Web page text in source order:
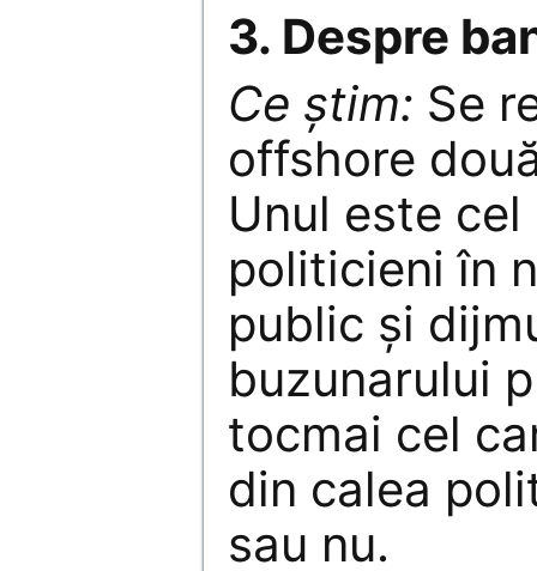
3. Despre
Ce știm: Se
offshore
Unul este
politicieni în
public și
buzunarului
tocmai cel
din calea
sau nu.